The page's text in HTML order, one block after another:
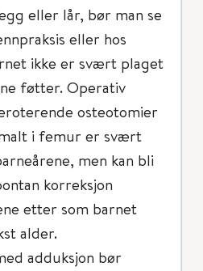
eller lår, bør man se
eller hos
ikke er svært plaget
føtter. Operativ
osteotomier
i femur er svært
men kan bli
korreksjon
etter som barnet
alder.
adduksjon bør